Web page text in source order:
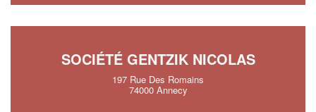
SOCIÉTÉ GENTZIK NICOLAS
197 Rue Des Romains
74000 Annecy